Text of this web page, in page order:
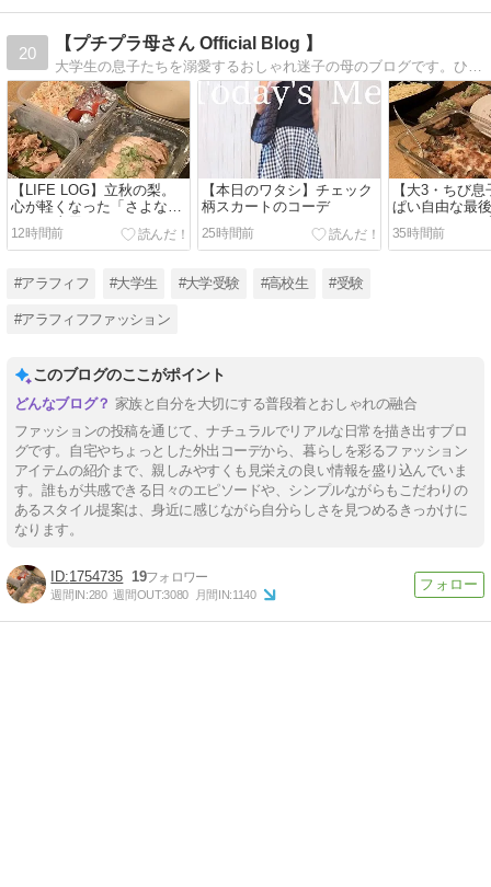
20
【プチプラ母さん Official Blog 】
【LIFE LOG】立秋の梨。
心が軽くなった「さよな
ら」の土用。
12時間前
【本日のワタシ】チェック
柄スカートのコーデ
25時間前
【大3・ちび
ぱい自由な最
み。とりあえ
除は嬉しい
35時間前
#アラフィフ #大学生 #大学受験 #高校生 #受験
#アラフィフファッション
このブログのここがポイント
家族と自分を大切にする普段着とおしゃれの融合
ファッションの投稿を通じて、ナチュラルでリアルな日常を描き出すブロ
グです。自宅やちょっとした外出コーデから、暮らしを彩るファッション
アイテムの紹介まで、親しみやすくも見栄えの良い情報を盛り込んでいま
す。誰もが共感できる日々のエピソードや、シンプルながらもこだわりの
あるスタイル提案は、身近に感じながら自分らしさを見つめるきっかけに
なります。
1754735 19
週間IN:280 週間OUT:3080 月間IN:1140